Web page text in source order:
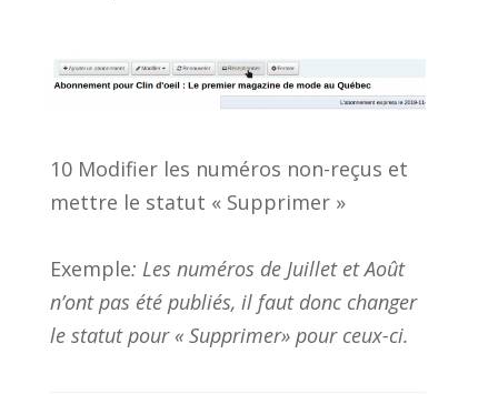
10 Modifier les numéros non-reçus et
mettre le statut « Supprimer »
Exemple: Les numéros de Juillet et Août
n’ont pas été publiés, il faut donc changer
le statut pour « Supprimer» pour ceux-ci.